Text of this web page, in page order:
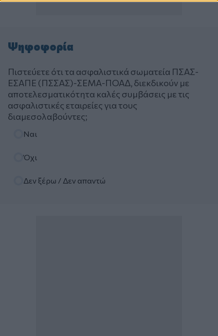
Ψηφοφορία
Πιστεύετε ότι τα ασφαλιστικά σωματεία ΠΣΑΣ-
ΕΣΑΠΕ (ΠΣΣΑΣ)-ΣΕΜΑ-ΠΟΑΔ, διεκδικούν με
αποτελεσματικότητα καλές συμβάσεις με τις
ασφαλιστικές εταιρείες για τους
διαμεσολαβούντες;
Ναι
Όχι
Δεν ξέρω / Δεν απαντώ